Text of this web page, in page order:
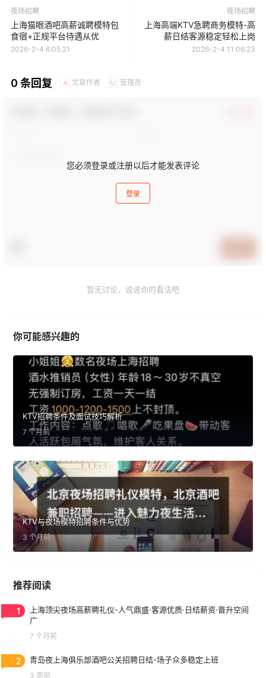
夜场招聘
上海猫眼酒吧高薪诚聘模特包
食宿+正规平台待遇从优
2026-2-4 6:05:21
夜场招聘
上海高端KTV急聘商务模特-高
薪日结客源稳定轻松上岗
2026-2-4 11:06:23
0 条回复 A 文章作者 M 管理员
您必须登录或注册以后才能发表评论
登录
暂无讨论，说说你的看法吧
你可能感兴趣的
KTV招聘条件及面试技巧解析
7 个月前
KTV与夜场模特招聘条件与优势
3 个月前
推荐阅读
1
上海顶尖夜场高薪聘礼仪-人气鼎盛·客源优质·日结薪资·晋升空间
广
7 个月前
2 青岛夜上海俱乐部酒吧公关招聘日结-场子众多稳定上班
3 周前